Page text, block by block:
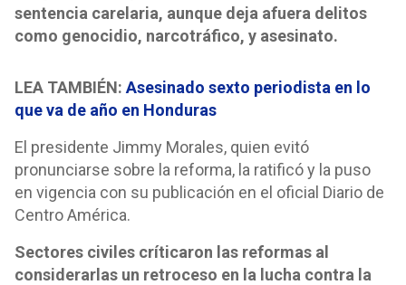
sentencia carelaria, aunque deja afuera delitos
como genocidio, narcotráfico, y asesinato.
LEA TAMBIÉN: Asesinado sexto periodista en lo
que va de año en Honduras
El presidente Jimmy Morales, quien evitó
pronunciarse sobre la reforma, la ratificó y la puso
en vigencia con su publicación en el oficial Diario de
Centro América.
Sectores civiles críticaron las reformas al
considerarlas un retroceso en la lucha contra la